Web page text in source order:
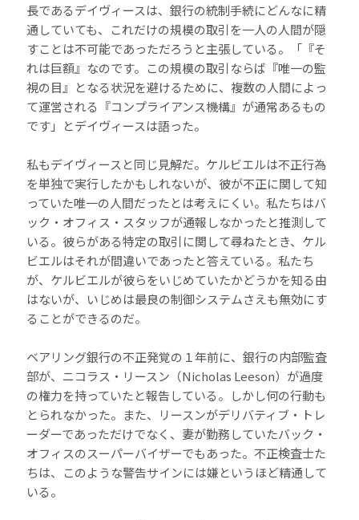
長であるデイヴィースは、銀行の統制手続にどんなに精
通していても、これだけの規模の取引を一人の人間が隠
すことは不可能であっただろうと主張している。「『そ
れは巨額』なのです。この規模の取引ならば『唯一の監
視の目』となる状況を避けるために、複数の人間によっ
て運営される『コンプライアンス機構』が通常あるもの
です」とデイヴィースは語った。
私もデイヴィースと同じ見解だ。ケルビエルは不正行為
を単独で実行したかもしれないが、彼が不正に関して知
っていた唯一の人間だったとは考えにくい。私たちはバ
ック・オフィス・スタッフが通報しなかったと推測して
いる。彼らがある特定の取引に関して尋ねたとき、ケル
ビエルはそれが間違いであったと答えている。私たち
が、ケルビエルが彼らをいじめていたかどうかを知る由
はないが、いじめは最良の制御システムさえも無効にす
ることができるのだ。
ベアリング銀行の不正発覚の１年前に、銀行の内部監査
部が、ニコラス・リースン（Nicholas Leeson）が過度
の権力を持っていたと報告している。しかし何の行動も
とられなかった。また、リースンがデリバティブ・トレ
ーダーであっただけでなく、妻が勤務していたバック・
オフィスのスーパーバイザーでもあった。不正検査士た
ちは、このような警告サインには嫌というほど精通して
いる。